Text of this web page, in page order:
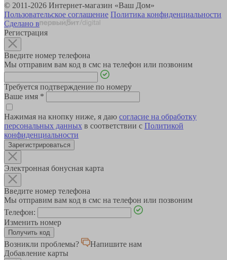
© 2011-2026 Интернет-магазин «Ваш Дом»
Пользовательское соглашение Политика конфиденциальности
Сделано в
Регистрация
Введите номер телефона
Мы отправим вам код в смс на телефон или позвоним
Требуется подтверждение по номеру
Ваше имя *
Нажимая на кнопку ниже, я даю согласие на обработку
персональных данных в соответствии с Политикой
конфиденциальности
Зарегистрироваться
Электронная бонусная карта
Введите номер телефона
Мы отправим вам код в смс на телефон или позвоним
Телефон:
Изменить номер
Возникли проблемы?
Напишите нам
Добавление карты